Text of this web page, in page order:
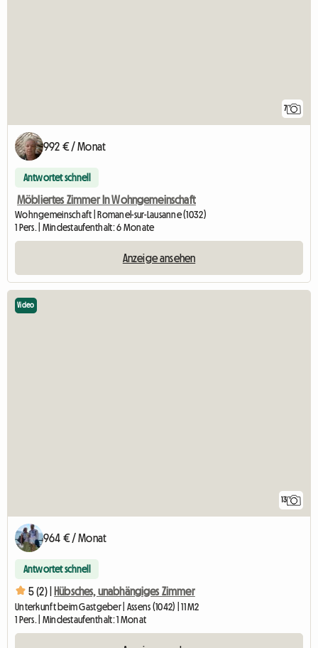
7
992 € / Monat
Antwortet schnell
Möbliertes Zimmer In Wohngemeinschaft
Wohngemeinschaft | Romanel-sur-Lausanne (1032)
1 Pers. | Mindestaufenthalt: 6 Monate
Anzeige ansehen
13
Video
964 € / Monat
Antwortet schnell
5 (2) | Hübsches, unabhängiges Zimmer
Unterkunft beim Gastgeber | Assens (1042) | 11 M2
1 Pers. | Mindestaufenthalt: 1 Monat